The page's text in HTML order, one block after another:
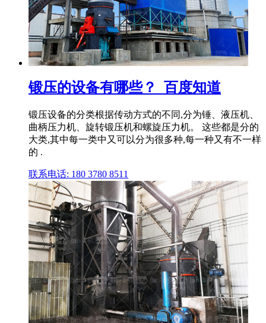
锻压的设备有哪些？_百度知道
锻压设备的分类根据传动方式的不同,分为锤、液压机、
曲柄压力机、旋转锻压机和螺旋压力机。 这些都是分的
大类,其中每一类中又可以分为很多种,每一种又有不一样
的 .
联系电话: 180 3780 8511